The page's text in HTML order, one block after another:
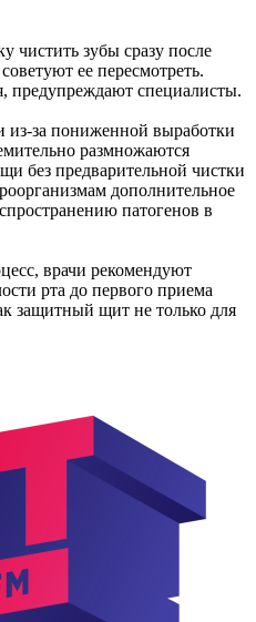
чистить зубы сразу после
ее пересмотреть.
предупреждают специалисты.
из-за пониженной выработки
размножаются
без предварительной чистки
дополнительное
патогенов в
врачи рекомендуют
рта до первого приема
защитный щит не только для